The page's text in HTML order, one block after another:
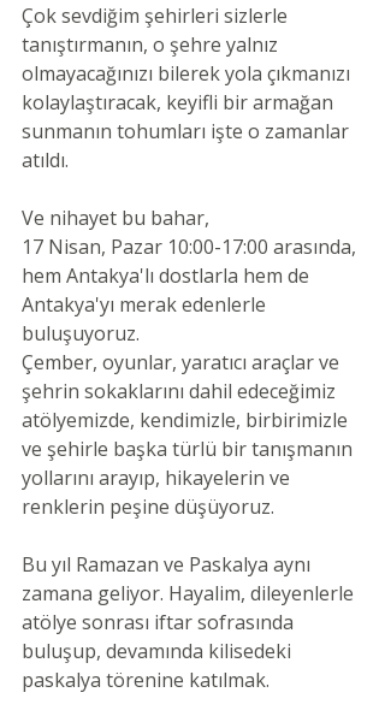
Çok sevdiğim şehirleri sizlerle
tanıştırmanın, o şehre yalnız
olmayacağınızı bilerek yola çıkmanızı
kolaylaştıracak, keyifli bir armağan
sunmanın tohumları işte o zamanlar
atıldı.
Ve nihayet bu bahar,
17 Nisan, Pazar 10:00-17:00 arasında,
hem Antakya'lı dostlarla hem de
Antakya'yı merak edenlerle
buluşuyoruz.
Çember, oyunlar, yaratıcı araçlar ve
şehrin sokaklarını dahil edeceğimiz
atölyemizde, kendimizle, birbirimizle
ve şehirle başka türlü bir tanışmanın
yollarını arayıp, hikayelerin ve
renklerin peşine düşüyoruz.
Bu yıl Ramazan ve Paskalya aynı
zamana geliyor. Hayalim, dileyenlerle
atölye sonrası iftar sofrasında
buluşup, devamında kilisedeki
paskalya törenine katılmak.